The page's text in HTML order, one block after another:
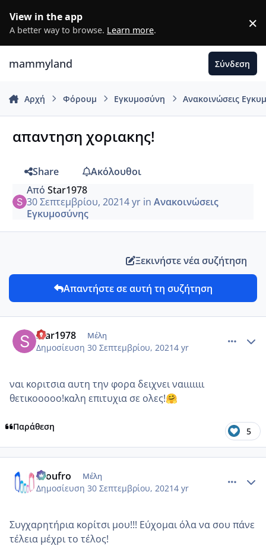
View in the app
A better way to browse. Learn more. ×
mammyland Σύνδεση
Αρχή Φόρουμ Εγκυμοσύνη Ανακοινώσεις
απαντηση χοριακης!
Share
Ακόλουθοι
Από Star1978
30 Σεπτεμβρίου, 20214 yrin Ανακοινώσεις
Εγκυμοσύνης
Ξεκινήστε νέα συζήτηση
Απαντήστε σε αυτή τη συζήτηση
Star1978 Μέλη
Δημοσίευση 30 Σεπτεμβρίου, 20214 yr
ναι κοριτσια αυτη την φορα δειχνει ναιιιιιιι
θετικοοοοο!καλη επιτυχια σε ολες!🤗
Παράθεση 5
Froufro Μέλη
Δημοσίευση 30 Σεπτεμβρίου, 20214 yr
Συγχαρητήρια κορίτσι μου!!! Εύχομαι όλα να σου πάνε
τέλεια μέχρι το τέλος!